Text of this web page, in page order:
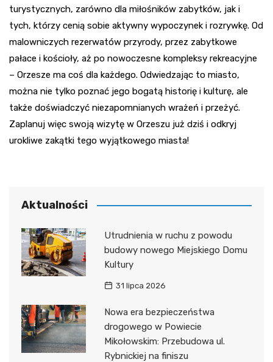
turystycznych, zarówno dla miłośników zabytków, jak i
tych, którzy cenią sobie aktywny wypoczynek i rozrywkę. Od
malowniczych rezerwatów przyrody, przez zabytkowe
pałace i kościoły, aż po nowoczesne kompleksy rekreacyjne
– Orzesze ma coś dla każdego. Odwiedzając to miasto,
można nie tylko poznać jego bogatą historię i kulturę, ale
także doświadczyć niezapomnianych wrażeń i przeżyć.
Zaplanuj więc swoją wizytę w Orzeszu już dziś i odkryj
urokliwe zakątki tego wyjątkowego miasta!
Aktualności
Utrudnienia w ruchu z powodu
budowy nowego Miejskiego Domu
Kultury
31 lipca 2026
Nowa era bezpieczeństwa
drogowego w Powiecie
Mikołowskim: Przebudowa ul.
Rybnickiej na finiszu